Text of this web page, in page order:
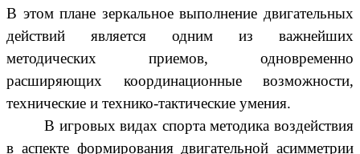
В этом плане зеркальное выполнение двигательных
действий является одним из важнейших
методических приемов, одновременно
расширяющих координационные возможности,
технические и технико-тактические умения.
В игровых видах спорта методика воздействия
в аспекте формирования двигательной асимметрии